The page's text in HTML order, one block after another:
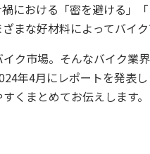
における「密を避ける」
まな好材料によってバイ
ク市場。そんなバイク業
年4月にレポートを発表
くまとめてお伝えします。